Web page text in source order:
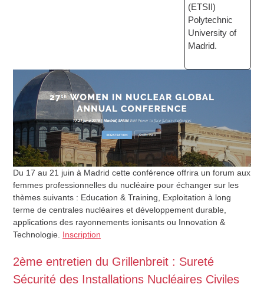
(ETSII)
Polytechnic
University of
Madrid.
Du 17 au 21 juin à Madrid cette conférence offrira un forum aux
femmes professionnelles du nucléaire pour échanger sur les
thèmes suivants : Education & Training, Exploitation à long
terme de centrales nucléaires et développement durable,
applications des rayonnements ionisants ou Innovation &
Technologie. Inscription
2ème entretien du Grillenbreit : Sureté
Sécurité des Installations Nucléaires Civiles